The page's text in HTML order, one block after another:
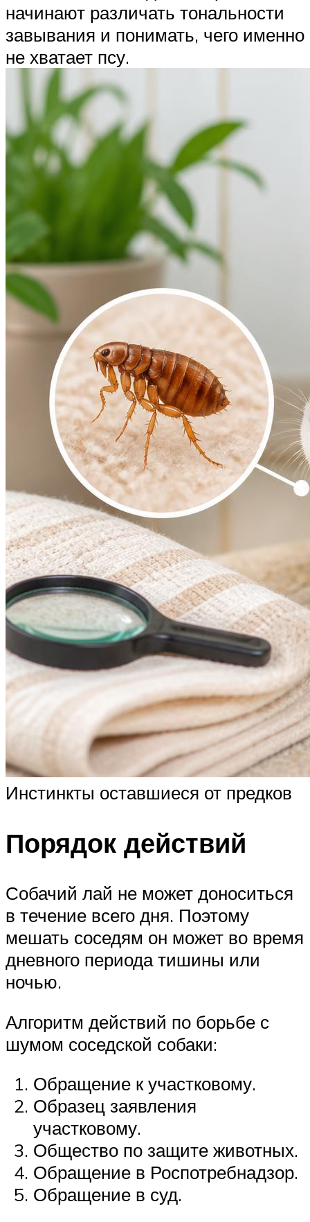
начинают различать тональности
завывания и понимать, чего именно
не хватает псу.
Инстинкты оставшиеся от предков
Порядок действий
Собачий лай не может доноситься
в течение всего дня. Поэтому
мешать соседям он может во время
дневного периода тишины или
ночью.
Алгоритм действий по борьбе с
шумом соседской собаки:
Обращение к участковому.
Образец заявления
участковому.
Общество по защите животных.
Обращение в Роспотребнадзор.
Обращение в суд.